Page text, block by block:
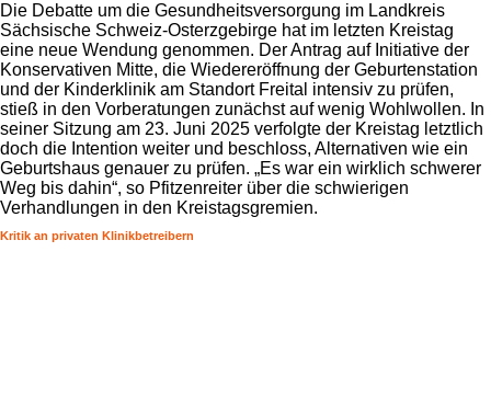
Die Debatte um die Gesundheitsversorgung im Landkreis
Sächsische Schweiz-Osterzgebirge hat im letzten Kreistag
eine neue Wendung genommen. Der Antrag auf Initiative der
Konservativen Mitte, die Wiedereröffnung der Geburtenstation
und der Kinderklinik am Standort Freital intensiv zu prüfen,
stieß in den Vorberatungen zunächst auf wenig Wohlwollen. In
seiner Sitzung am 23. Juni 2025 verfolgte der Kreistag letztlich
doch die Intention weiter und beschloss, Alternativen wie ein
Geburtshaus genauer zu prüfen. „Es war ein wirklich schwerer
Weg bis dahin“, so Pfitzenreiter über die schwierigen
Verhandlungen in den Kreistagsgremien.
Kritik an privaten Klinikbetreibern